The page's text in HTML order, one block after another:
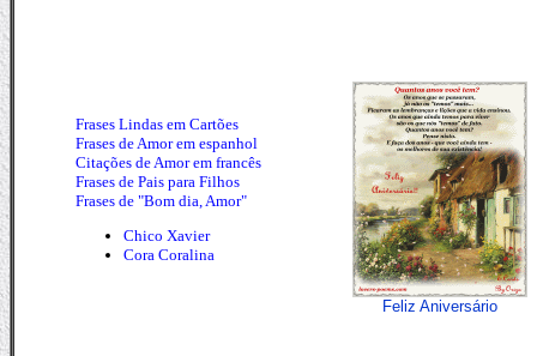
Frases Lindas em Cartões
Frases de Amor em espanhol
Citações de Amor em francês
Frases de Pais para Filhos
Frases de "Bom dia, Amor"
Chico Xavier
Cora Coralina
Feliz Aniversário